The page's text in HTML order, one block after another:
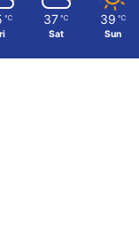
℃ 37 ℃
Sat
39 ℃
Sun